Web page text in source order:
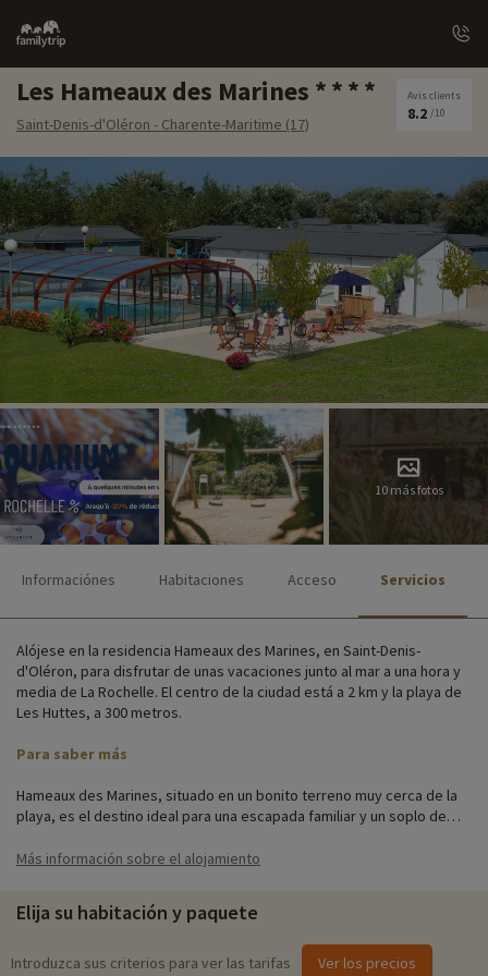
Family
trip
Les Hameaux des Marines
Saint-Denis-d'Oléron - Charente-Maritime (17)
Avis clients
8.2 /10
10 más fotos
Informaciónes Habitaciones Acceso Servicios
Alójese en la residencia Hameaux des Marines, en Saint-Denis-
d'Oléron, para disfrutar de unas vacaciones junto al mar a una hora y
media de La Rochelle. El centro de la ciudad está a 2 km y la playa de
Les Huttes, a 300 metros.
Para saber más
Hameaux des Marines, situado en un bonito terreno muy cerca de la
playa, es el destino ideal para una escapada familiar y un soplo de
entorno preservado, en un lugar excepcionalmente tranquilo de la
Repartidas en 2 hectáreas de parque, las amplias y acogedoras
cabañas de estilo chalé le dan la bienvenida para un fin de semana o
unas vacaciones. Cada cabaña dispone de su propio espacio privado,
Más información sobre el alojamiento
Elija su habitación y paquete
Introduzca sus criterios para ver las tarifas Ver los precios